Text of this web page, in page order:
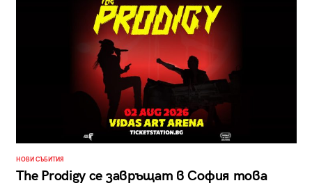
НОВИ СЪБИТИЯ
The Prodigy се завръщат в София това